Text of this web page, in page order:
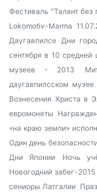
Фестиваль "Талант без
Lokomotiv-Marma
Даугавпилсе Дни
сентября в 10 средней
музеев - 2013
даугавпилсском музее
Вознесения Христа в
евромонеты
«на краю земли»
Один день
Дни Японии
Ночь
Новогодний забег-2015
сениоры Латгалии